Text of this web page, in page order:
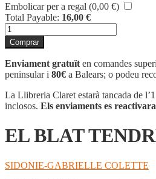
Embolicar per a regal (0,00 €)
Total Payable: 16,00 €
quantitat
de
EL
BLAT
TENDRE
Comprar
Enviament gratuït en comandes
peninsular i 80€ a Balears; o podeu
La Llibreria Claret estarà tancada de
inclosos. Els enviaments es
EL BLAT
SIDONIE-GABRIELLE COLETTE